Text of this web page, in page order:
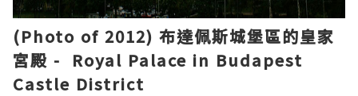
(Photo of 2012) 布達佩斯城堡區的皇家
宮殿 - Royal Palace in Budapest
Castle District